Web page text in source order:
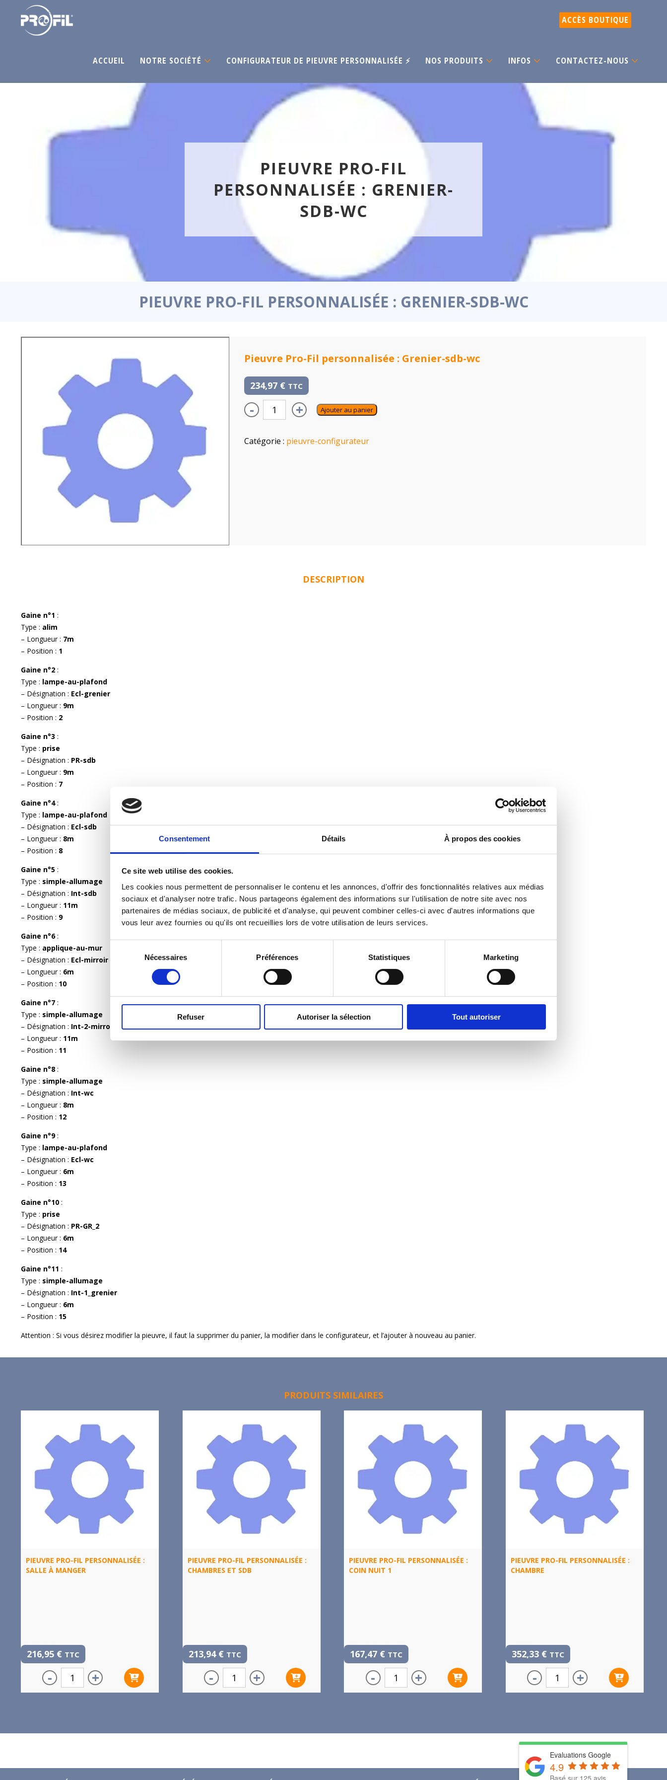
Consentement Détails À propos des cookies
Ce site web utilise des cookies.
Les cookies nous permettent de personnaliser le contenu et les annonces, d'offrir des fonctionnalités relatives aux médias
sociaux et d'analyser notre trafic. Nous partageons également des informations sur l'utilisation de notre site avec nos
partenaires de médias sociaux, de publicité et d'analyse, qui peuvent combiner celles-ci avec d'autres informations que
vous leur avez fournies ou qu'ils ont recueillies lors de votre utilisation de leurs services.
consentement
Nécessaires Préférences Statistiques Marketing
Refuser Autoriser la sélection Tout autoriser
ACCÈS BOUTIQUE
ACCUEIL NOTRE SOCIÉTÉ CONFIGURATEUR DE PIEUVRE PERSONNALISÉE ⚡ NOS PRODUITS INFOS CONTACTEZ-NOUS
PIEUVRE PRO-FIL
PERSONNALISÉE : GRENIER-
SDB-WC
PIEUVRE PRO-FIL PERSONNALISÉE : GRENIER-SDB-WC
Pieuvre Pro-Fil personnalisée : Grenier-sdb-wc
234,97 € TTC
- + Ajouter au panier
Catégorie : pieuvre-configurateur
DESCRIPTION
Gaine n°1 :
Type : alim
– Longueur : 7m
– Position : 1
Gaine n°2 :
Type : lampe-au-plafond
– Désignation : Ecl-grenier
– Longueur : 9m
– Position : 2
Gaine n°3 :
Type : prise
– Désignation : PR-sdb
– Longueur : 9m
– Position : 7
Gaine n°4:
Type : lampe-au-plafond
– Désignation : Ecl-sdb
– Longueur : 8m
– Position : 8
Gaine n°5 :
Type : simple-allumage
– Désignation : Int-sdb
– Longueur : 11m
– Position : 9
Gaine n°6:
Type : applique-au-mur
– Désignation : Ecl-mirroir
– Longueur : 6m
– Position : 10
Gaine n°7 :
Type : simple-allumage
– Désignation : Int-2-mirroir
– Longueur : 11m
– Position : 11
Gaine n°8 :
Type : simple-allumage
– Désignation : Int-wc
– Longueur : 8m
– Position : 12
Gaine n°9:
Type : lampe-au-plafond
– Désignation : Ecl-wc
– Longueur : 6m
– Position : 13
Gaine n°10 :
Type : prise
– Désignation : PR-GR_2
– Longueur : 6m
– Position : 14
Gaine n°11 :
Type : simple-allumage
– Désignation : Int-1_grenier
– Longueur : 6m
– Position : 15
Attention : Si vous désirez modifier la pieuvre, il faut la supprimer du panier, la modifier dans le configurateur, et l’ajouter à nouveau au panier.
PRODUITS SIMILAIRES
PIEUVRE PRO-FIL PERSONNALISÉE :
SALLE À MANGER
216,95 € TTC
- +
PIEUVRE PRO-FIL PERSONNALISÉE :
CHAMBRES ET SDB
213,94 € TTC
- +
PIEUVRE PRO-FIL PERSONNALISÉE :
COIN NUIT 1
167,47 € TTC
- +
PIEUVRE PRO-FIL PERSONNALISÉE :
CHAMBRE
352,33 € TTC
- +
Evaluations Google
4.9
Basé sur 125 avis